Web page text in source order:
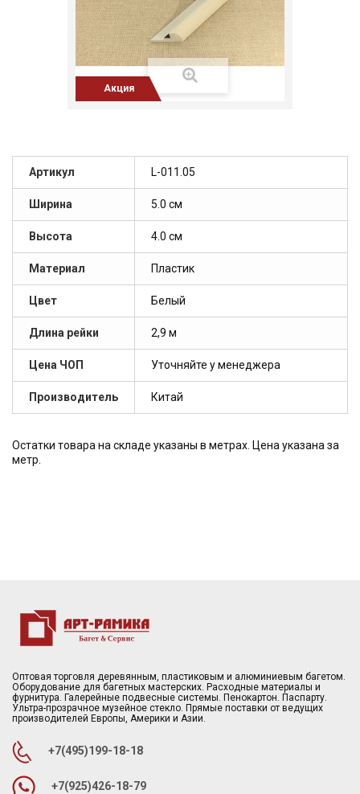
Акция
Артикул L-011.05
Ширина 5.0 см
Высота 4.0 см
Материал Пластик
Цвет Белый
Длина рейки 2,9 м
Цена ЧОП Уточняйте у менеджера
Производитель Китай
Остатки товара на складе указаны в метрах. Цена указана за
метр.
Оптовая торговля деревянным, пластиковым и алюминиевым багетом.
Оборудование для багетных мастерских. Расходные материалы и
фурнитура. Галерейные подвесные системы. Пенокартон. Паспарту.
Ультра-прозрачное музейное стекло. Прямые поставки от ведущих
производителей Европы, Америки и Азии.
+7(495)199-18-18
+7(925)426-18-79